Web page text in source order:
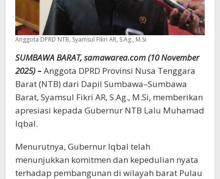
Anggota DPRD NTB, Syamsul Fikri AR, S.Ag., M.Si
SUMBAWA BARAT, samawarea.com (10 November
2025) – Anggota DPRD Provinsi Nusa Tenggara
Barat (NTB) dari Dapil Sumbawa–Sumbawa
Barat, Syamsul Fikri AR, S.Ag., M.Si, memberikan
apresiasi kepada Gubernur NTB Lalu Muhamad
Iqbal.
Menurutnya, Gubernur Iqbal telah
menunjukkan komitmen dan kepedulian nyata
terhadap pembangunan di wilayah barat Pulau